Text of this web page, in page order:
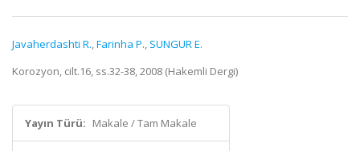
Javaherdashti R.,Farinha P., SUNGUR E.
Korozyon, cilt.16, ss.32-38, 2008 (Hakemli Dergi)
Yayın Türü: Makale / Tam Makale